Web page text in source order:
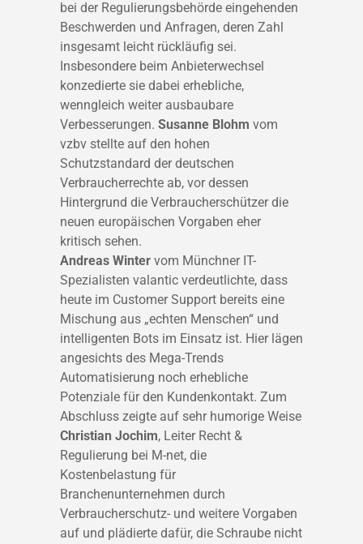
bei der Regulierungsbehörde eingehenden
Beschwerden und Anfragen, deren Zahl
insgesamt leicht rückläufig sei.
Insbesondere beim Anbieterwechsel
konzedierte sie dabei erhebliche,
wenngleich weiter ausbaubare
Verbesserungen. Susanne Blohm vom
vzbv stellte auf den hohen
Schutzstandard der deutschen
Verbraucherrechte ab, vor dessen
Hintergrund die Verbraucherschützer die
neuen europäischen Vorgaben eher
kritisch sehen.
Andreas Winter vom Münchner IT-
Spezialisten valantic verdeutlichte, dass
heute im Customer Support bereits eine
Mischung aus „echten Menschen“ und
intelligenten Bots im Einsatz ist. Hier lägen
angesichts des Mega-Trends
Automatisierung noch erhebliche
Potenziale für den Kundenkontakt. Zum
Abschluss zeigte auf sehr humorige Weise
Christian Jochim, Leiter Recht &
Regulierung bei M-net, die
Kostenbelastung für
Branchenunternehmen durch
Verbraucherschutz- und weitere Vorgaben
auf und plädierte dafür, die Schraube nicht